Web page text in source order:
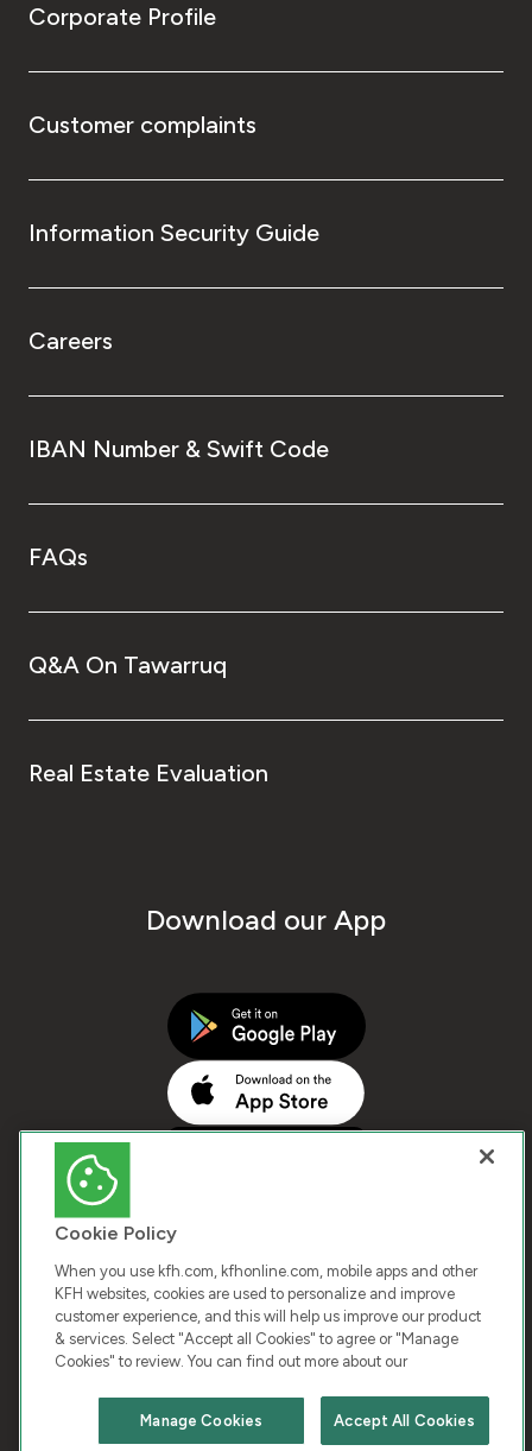
Chat with us
Corporate Profile
Customer complaints
Information Security Guide
Careers
IBAN Number & Swift Code
FAQs
Q&A On Tawarruq
Real Estate Evaluation
Download our App
COPYRIGHT © 2026 KUWAIT FINANCE HOUSE. ALL
RIGHTS RESERVED
Terms & Condition Cookies Privacy Policy
Cookie Policy
When you use kfh.com, kfhonline.com, mobile apps and other
KFH websites, cookies are used to personalize and improve
customer experience, and this will help us improve our product
& services. Select "Accept all Cookies" to agree or "Manage
Cookies" to review. You can find out more about our
Accept All Cookies
Manage Cookies